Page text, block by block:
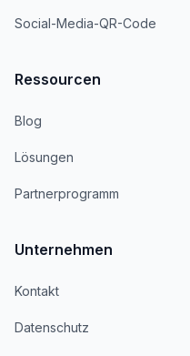
Social-Media-QR-Code
Ressourcen
Blog
Lösungen
Partnerprogramm
Unternehmen
Kontakt
Datenschutz